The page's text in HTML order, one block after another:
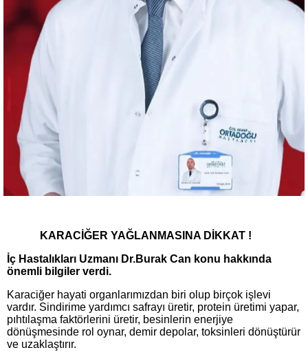
KARACİĞER YAĞLANMASINA DİKKAT !
İç Hastalıkları Uzmanı Dr.Burak Can konu hakkında
önemli bilgiler verdi.
Karaciğer hayati organlarımızdan biri olup birçok işlevi
vardır. Sindirime yardımcı safrayı üretir, protein üretimi yapar,
pıhtılaşma faktörlerini üretir, besinlerin enerjiye
dönüşmesinde rol oynar, demir depolar, toksinleri dönüştürür
ve uzaklaştırır.